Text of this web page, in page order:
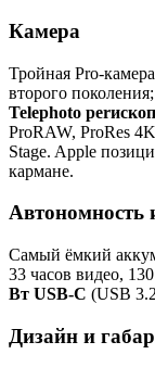
Камера
Тройная Pro-
второго поколения;
Telephoto perископ
ProRAW, ProRes
Stage. Apple
кармане.
Автономность
Самый ёмкий
33 часов видео,
Вт USB-C (USB
Дизайн и